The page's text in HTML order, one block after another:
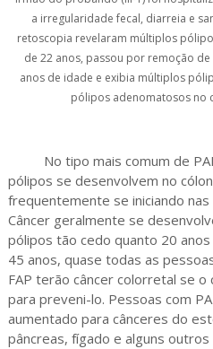
a irregularidade fecal, diarreia e
retoscopia revelaram múltiplos
de 22 anos, passou por remoção
anos de idade e exibia múltiplos
pólipos adenomatosos no
No tipo mais comum de
pólipos se desenvolvem no
frequentemente se iniciando
Câncer geralmente se
pólipos tão cedo quanto 20
45 anos, quase todas as
FAP terão câncer colorretal se
para preveni-lo. Pessoas com
aumentado para cânceres do
pâncreas, fígado e alguns outros